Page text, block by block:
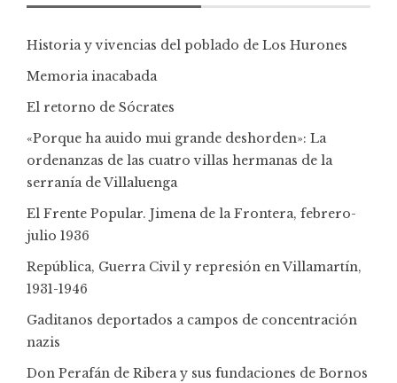
Historia y vivencias del poblado de Los Hurones
Memoria inacabada
El retorno de Sócrates
«Porque ha auido mui grande deshorden»: La
ordenanzas de las cuatro villas hermanas de la
serranía de Villaluenga
El Frente Popular. Jimena de la Frontera, febrero-
julio 1936
República, Guerra Civil y represión en Villamartín,
1931-1946
Gaditanos deportados a campos de concentración
nazis
Don Perafán de Ribera y sus fundaciones de Bornos